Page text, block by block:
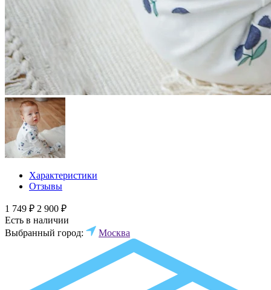
Характеристики
Отзывы
1 749 ₽ 2 900 ₽
Есть в наличии
Выбранный город:
Москва